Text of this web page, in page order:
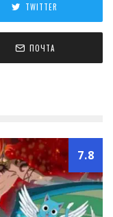
TWITTER
ПОЧТА
7.8